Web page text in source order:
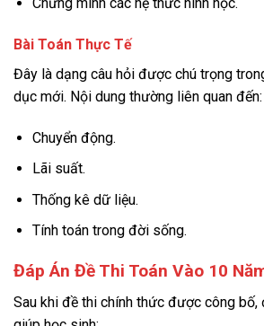
Bài Toán Thực Tế
Đây là dạng câu hỏi được chú trọng
dục mới. Nội dung thường liên quan đến:
Chuyển động.
Lãi suất.
Thống kê dữ liệu.
Tính toán trong đời sống.
Đáp Án Đề Thi Toán Vào 10
Sau khi đề thi chính thức được công bố,